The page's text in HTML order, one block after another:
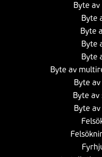
Byte
Byte
Byte
Byte
Byte
Byte av
Byte
Byte
Byte